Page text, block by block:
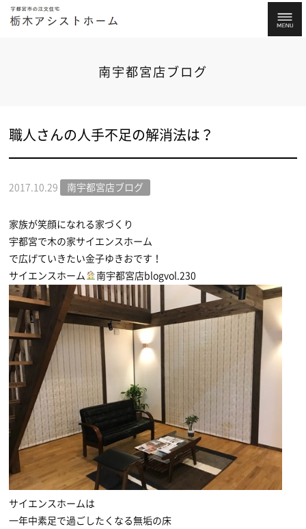
南宇都宮店ブログ
職人さんの人手不足の解消法は？
2017.10.29 南宇都宮店ブログ
家族が笑顔になれる家づくり
宇都宮で木の家サイエンスホーム
で広げていきたい金子ゆきおです！
サイエンスホーム
南宇都宮店blogvol.230
サイエンスホームは
一年中素足で過ごしたくなる無垢の床